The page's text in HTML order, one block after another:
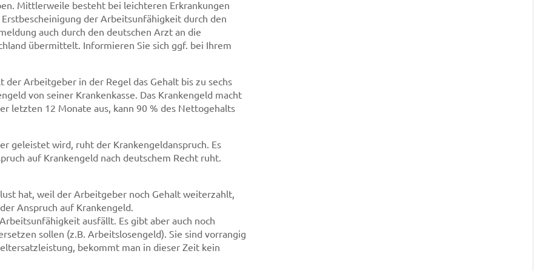
Mittlerweile besteht bei leichteren Erkrankungen
der Arbeitsunfähigkeit durch den
auch durch den deutschen Arzt an die
übermittelt. Informieren Sie sich ggf. bei Ihrem
Arbeitgeber in der Regel das Gehalt bis zu sechs
von seiner Krankenkasse. Das Krankengeld macht
letzten 12 Monate aus, kann 90 % des Nettogehalts
geleistet wird, ruht der Krankengeldanspruch. Es
auf Krankengeld nach deutschem Recht ruht.
hat, weil der Arbeitgeber noch Gehalt weiterzahlt,
Anspruch auf Krankengeld.
ausfällt. Es gibt aber auch noch
sollen (z.B. Arbeitslosengeld). Sie sind vorrangig
bekommt man in dieser Zeit kein